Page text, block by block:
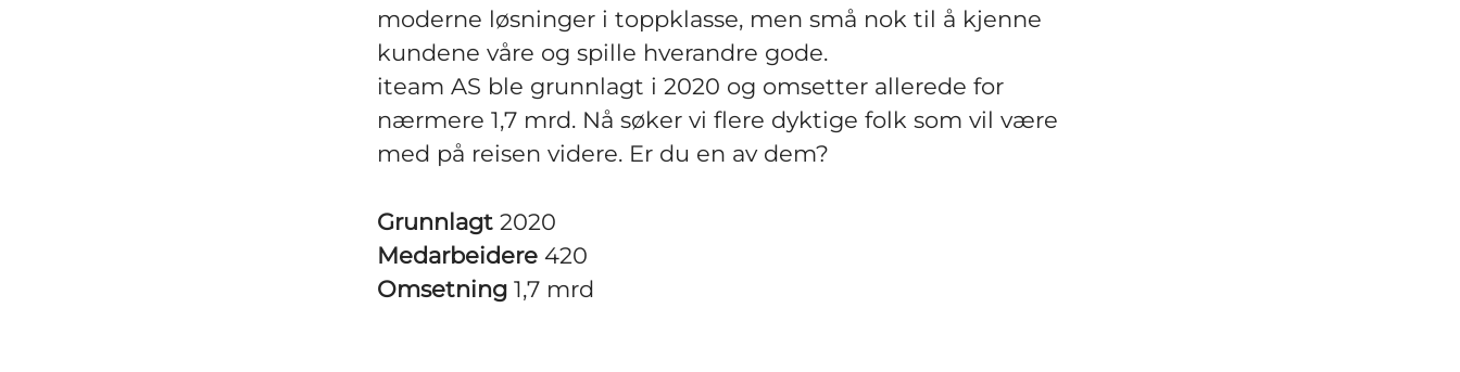
moderne løsninger i toppklasse, men små nok til å kjenne
kundene våre og spille hverandre gode.
iteam AS ble grunnlagt i 2020 og omsetter allerede for
nærmere 1,7 mrd. Nå søker vi flere dyktige folk som vil være
med på reisen videre. Er du en av dem?
Grunnlagt 2020
Medarbeidere 420
Omsetning 1,7 mrd